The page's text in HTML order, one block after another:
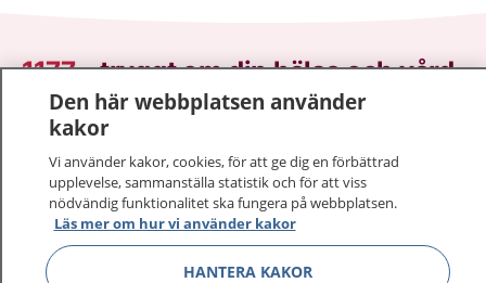
1177–tryggt om din hälsa och vård
På 1177.se får du råd om hälsa och information om
Logga in för att läsa din journal och göra dina
vårdärenden. Ring telefonnummer 1177 för
sjukvårdsrådgivning dygnet runt.
1177 ger dig råd när du vill må bättre.
Den här webbplatsen använder
kakor
Vi använder kakor, cookies, för att ge dig en förbättrad
upplevelse, sammanställa statistik och för att viss
nödvändig funktionalitet ska fungera på webbplatsen.
Läs mer om hur vi använder kakor
HANTERA KAKOR